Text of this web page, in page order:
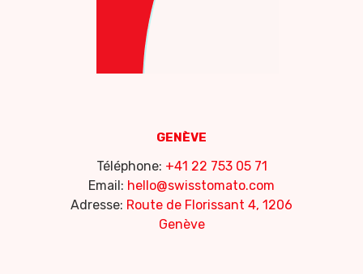
GENÈVE
Téléphone: +41 22 753 05 71
Email: hello@swisstomato.com
Adresse: Route de Florissant 4, 1206
Genève